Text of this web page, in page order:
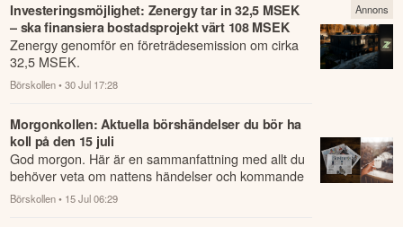
Investeringsmöjlighet: Zenergy tar in 32,5 MSEK
– ska finansiera bostadsprojekt värt 108 MSEK
Zenergy genomför en företrädesemission om cirka
32,5 MSEK.
Börskollen • 30 Jul 17:28
Annons
Morgonkollen: Aktuella börshändelser du bör ha
koll på den 15 juli
God morgon. Här är en sammanfattning med allt du
behöver veta om nattens händelser och kommande
dagens viktigaste händelser på börsen.
Börskollen • 15 Jul 06:29